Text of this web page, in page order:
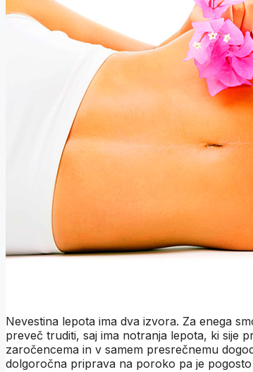
Nevestina lepota ima dva izvora. Za enega
preveč truditi, saj ima notranja lepota, ki sije
zaročencema in v samem presrečnemu
dolgoročna priprava na poroko pa je